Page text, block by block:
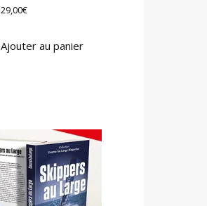
29,00€
Ajouter au panier